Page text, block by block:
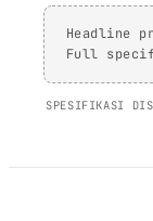
AFT 1200GF
Pita
kaca
Headline
Full
SPESIFIKASI